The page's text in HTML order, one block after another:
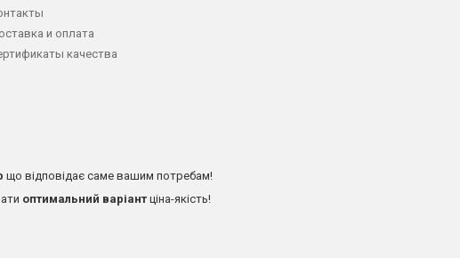
и оплата
качества
що відповідає саме вашим потребам!
оптимальний варіант ціна-якість!